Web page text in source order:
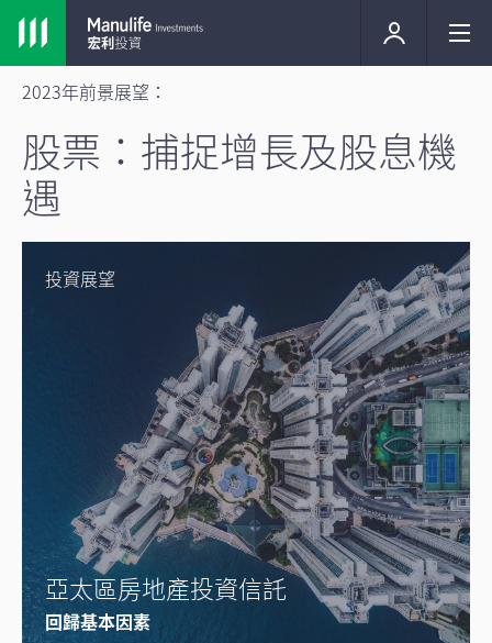
2023年前景展望：
股票：捕捉增長及股息機
遇
投資展望
亞太區房地產投資信託
回歸基本因素